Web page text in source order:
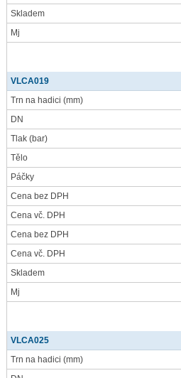
Skladem
Mj
VLCA019
Trn na hadici (mm)
DN
Tlak (bar)
Tělo
Páčky
Cena bez DPH
Cena vč. DPH
Cena bez DPH
Cena vč. DPH
Skladem
Mj
VLCA025
Trn na hadici (mm)